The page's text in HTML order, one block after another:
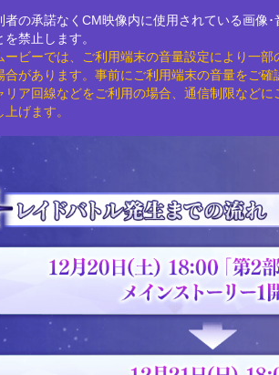
の承諾なくCM映像内に使用されている画像･
を禁止します。
ビーでは、ご利用端末の音量設定により一部
合があります。事前にご利用端末の音量をご
ア回線などをご利用の場合、通信制限などに
上げます。